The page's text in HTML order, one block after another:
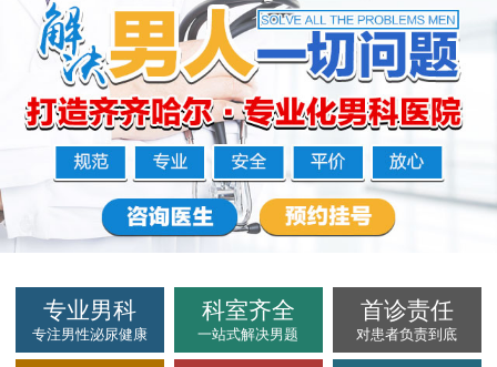
专业男科
专注男性泌尿健康
科室齐全
一站式解决男题
首诊责任
对患者负责到底